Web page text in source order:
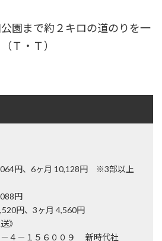
園まで約２キロの道のりを一
Ｔ・Ｔ）
円、6ヶ月 10,128円 ※3部以上
円
円、3ヶ月 4,560円
》
４－１５６００９ 新時代社